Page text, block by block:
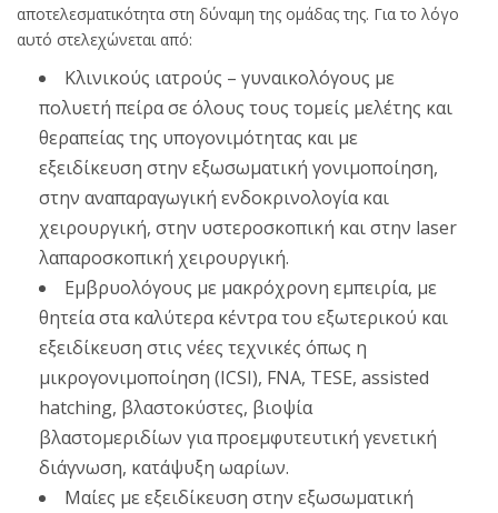
αποτελεσματικότητα στη δύναμη της ομάδας της. Για το λόγο
αυτό στελεχώνεται από:
Κλινικούς ιατρούς – γυναικολόγους με
πολυετή πείρα σε όλους τους τομείς μελέτης και
θεραπείας της υπογονιμότητας και με
εξειδίκευση στην εξωσωματική γονιμοποίηση,
στην αναπαραγωγική ενδοκρινολογία και
χειρουργική, στην υστεροσκοπική και στην laser
λαπαροσκοπική χειρουργική.
Εμβρυολόγους με μακρόχρονη εμπειρία, με
θητεία στα καλύτερα κέντρα του εξωτερικού και
εξειδίκευση στις νέες τεχνικές όπως η
μικρογονιμοποίηση (ICSI), FNA, TESE, assisted
hatching, βλαστοκύστες, βιοψία
βλαστομεριδίων για προεμφυτευτική γενετική
διάγνωση, κατάψυξη ωαρίων.
Μαίες με εξειδίκευση στην εξωσωματική